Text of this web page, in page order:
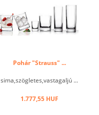
Pohár "Strauss" ...
sima,szögletes,vastagaljú ...
1.777,55 HUF